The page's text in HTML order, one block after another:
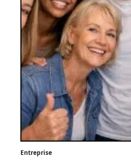
Entreprise